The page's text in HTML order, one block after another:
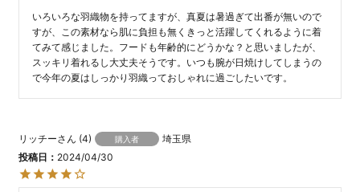
いろいろな羽織物を持ってますが、真夏は暑過ぎて出番が無いので
すが、この素材なら肌に負担も無くきっと活躍してくれるように着
てみて感じました。フードも年齢的にどうかな？と思いましたが、
スッキリ着れるし大丈夫そうです。いつも腕が日焼けしてしまうの
で今年の夏はしっかり羽織っておしゃれに過ごしたいです。
リッチー 4 購入者
埼玉県
投稿日
2024/04/30